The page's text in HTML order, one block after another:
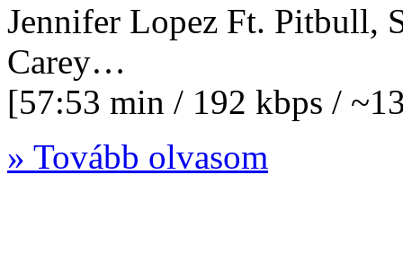
Jennifer Lopez Ft. Pitbull,
Carey…
[57:53 min / 192 kbps /
» Tovább olvasom